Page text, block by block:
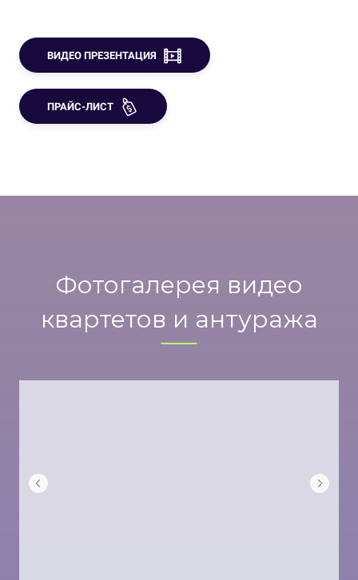
ВИДЕО ПРЕЗЕНТАЦИЯ
ПРАЙС-ЛИСТ
Фотогалерея видео
квартетов и антуража